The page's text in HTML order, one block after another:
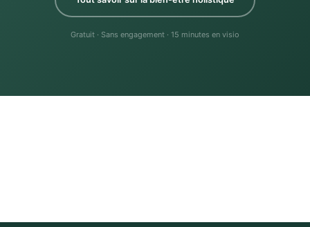
Gratuit · Sans engagement · 15 minutes en visio